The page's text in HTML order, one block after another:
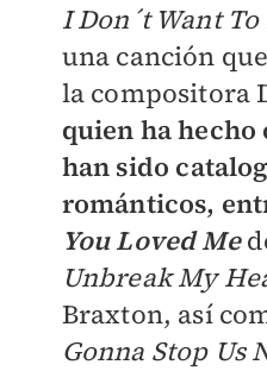
I Don´t Want
una canción
la compositora
quien ha hecho
han sido
románticos,
You Loved Me
Unbreak My
Braxton, así
Gonna Stop Us